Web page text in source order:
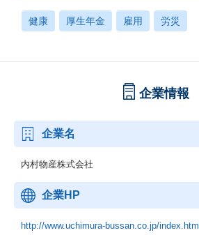
健康 厚生年金 雇用 労災
企業情報
企業名
内村物産株式会社
企業HP
http://www.uchimura-bussan.co.jp/index.html